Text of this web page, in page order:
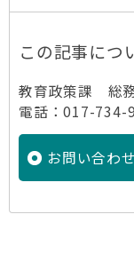
この記事につ
教育政策課 総
電話：017-
お問い合わせ